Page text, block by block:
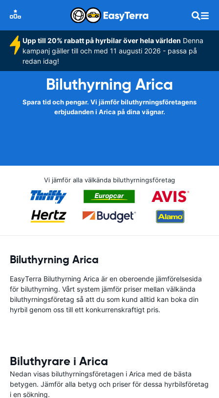
Upp till 20% rabatt på hyrbilar över hela världen Denna
kampanj gäller till och med 11 augusti 2026 - passa på
redan idag!
Biluthyrning Arica
Spara tid och pengar. Vi jämför biluthyrningsföretagens
erbjudanden i Arica på dina vägnar.
Vi jämför alla välkända biluthyrningsföretag
Biluthyrning Arica
EasyTerra Biluthyrning Arica är en oberoende jämförelsesida
för biluthyrning. Vårt system jämför priser mellan välkända
biluthyrningsföretag så att du som kund alltid kan boka din
hyrbil genom oss till ett konkurrenskraftigt pris.
Biluthyrare i Arica
Nedan visas biluthyrningsföretagen i Arica med de bästa
betygen. Jämför alla betyg och priser för dessa hyrbilsföretag
i en sökning.